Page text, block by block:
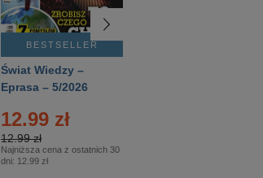
BESTSELLER
Świat Wiedzy –
Eprasa – 5/2026
12.99 zł
12.99 zł
Najniższa cena z ostatnich 30
dni: 12.99 zł